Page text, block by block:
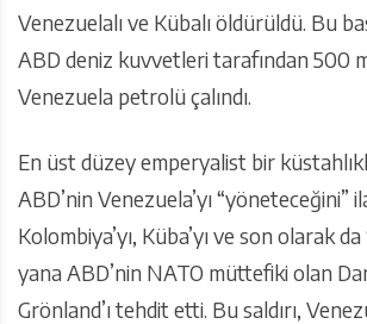
Venezuelalı ve Kübalı öldürüldü. Bu
ABD deniz kuvvetleri tarafından 500
Venezuela petrolü çalındı.
En üst düzey emperyalist bir
ABD’nin Venezuela’yı “yöneteceğini”
Kolombiya’yı, Küba’yı ve son olarak
yana ABD’nin NATO müttefiki olan
Grönland’ı tehdit etti. Bu saldırı,